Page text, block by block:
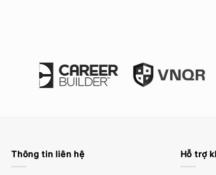
Thông tin liên hệ Hỗ trợ